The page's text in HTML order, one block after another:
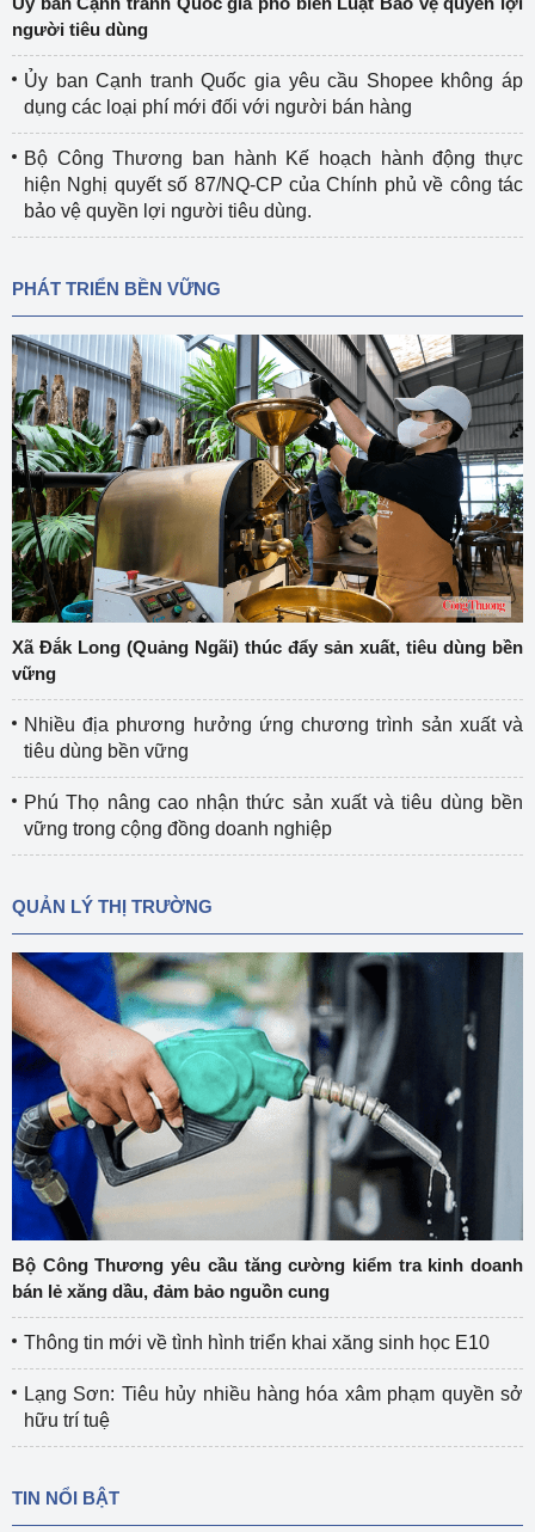
người tiêu dùng
Ủy ban Cạnh tranh Quốc gia yêu cầu Shopee không áp
dụng các loại phí mới đối với người bán hàng
Bộ Công Thương ban hành Kế hoạch hành động thực
hiện Nghị quyết số 87/NQ-CP của Chính phủ về công tác
bảo vệ quyền lợi người tiêu dùng.
PHÁT TRIỂN BỀN VỮNG
Xã Đắk Long (Quảng Ngãi) thúc đẩy sản xuất, tiêu dùng bền
vững
Nhiều địa phương hưởng ứng chương trình sản xuất và
tiêu dùng bền vững
Phú Thọ nâng cao nhận thức sản xuất và tiêu dùng bền
vững trong cộng đồng doanh nghiệp
QUẢN LÝ THỊ TRƯỜNG
Bộ Công Thương yêu cầu tăng cường kiểm tra kinh doanh
bán lẻ xăng dầu, đảm bảo nguồn cung
Thông tin mới về tình hình triển khai xăng sinh học E10
Lạng Sơn: Tiêu hủy nhiều hàng hóa xâm phạm quyền sở
hữu trí tuệ
TIN NỔI BẬT